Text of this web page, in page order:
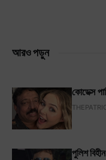
আরও পড়ুন
কোডেক্স
পুলিশ